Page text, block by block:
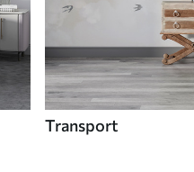
Transport